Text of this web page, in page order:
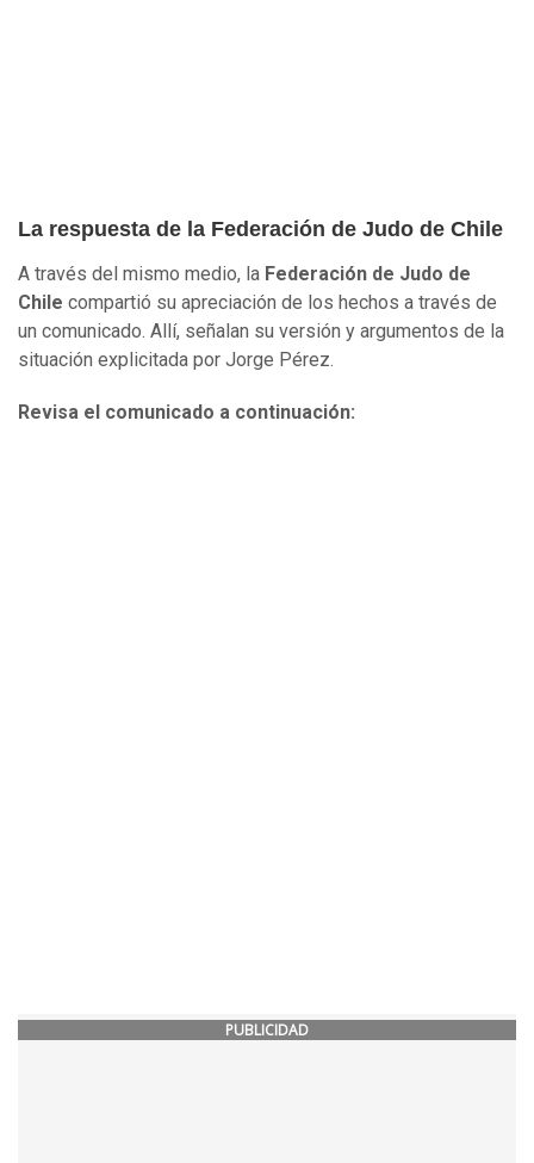
La respuesta de la Federación de Judo de Chile
A través del mismo medio, la Federación de Judo de
Chile compartió su apreciación de los hechos a través de
un comunicado. Allí, señalan su versión y argumentos de la
situación explicitada por Jorge Pérez.
Revisa el comunicado a continuación:
PUBLICIDAD